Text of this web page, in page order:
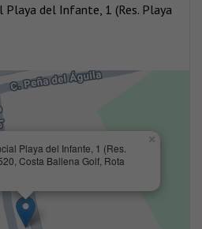
Playa del Infante, 1 (Res. Playa
Playa del Infante, 1 (Res.
Costa Ballena Golf, Rota
×